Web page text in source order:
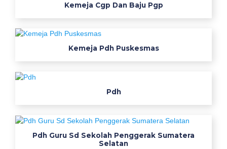
Kemeja Cgp Dan Baju Pgp
Kemeja Pdh Puskesmas
Pdh
Pdh Guru Sd Sekolah Penggerak Sumatera
Selatan